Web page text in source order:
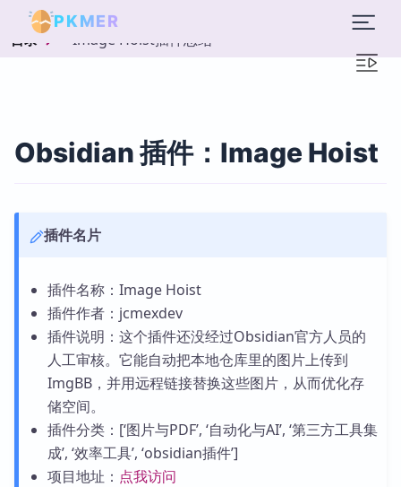
PKMER
目录 Image Hoist插件总结
Obsidian 插件：Image Hoist
插件名片
插件名称：Image Hoist
插件作者：jcmexdev
插件说明：这个插件还没经过Obsidian官方人员的
人工审核。它能自动把本地仓库里的图片上传到
ImgBB，并用远程链接替换这些图片，从而优化存
储空间。
插件分类：[‘图片与PDF’, ‘自动化与AI’, ‘第三方工具集
成’, ‘效率工具’, ‘obsidian插件’]
项目地址： 点我访问